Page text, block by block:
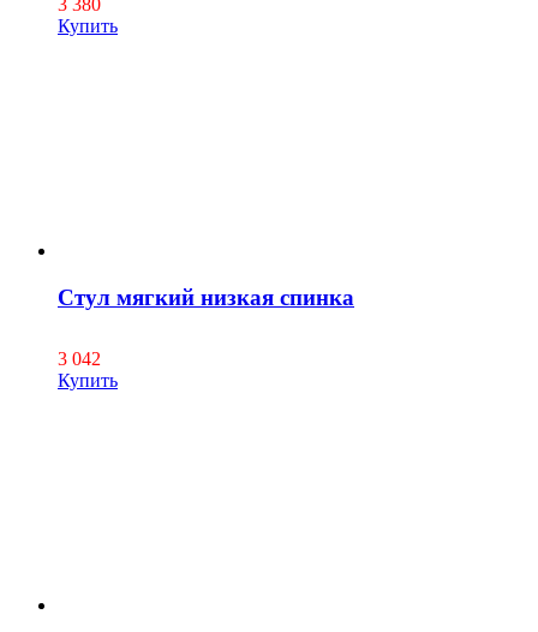
3 380
Купить
Стул мягкий низкая спинка
3 042
Купить